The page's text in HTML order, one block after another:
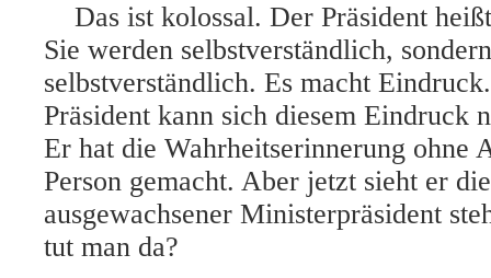
Das ist kolossal. Der Präsident
Sie werden selbstverständlich,
selbstverständlich. Es macht
Präsident kann sich diesem Eindruck
Er hat die Wahrheitserinnerung ohne
Person gemacht. Aber jetzt sieht er
ausgewachsener Ministerpräsident
tut man da?